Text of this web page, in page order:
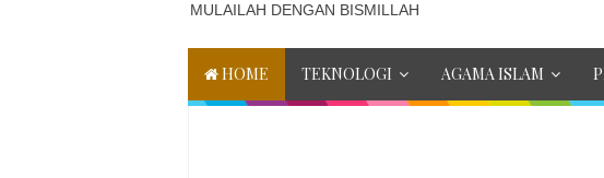
MULAILAH DENGAN BISMILLAH
HOME TEKNOLOGI AGAMA ISLAM